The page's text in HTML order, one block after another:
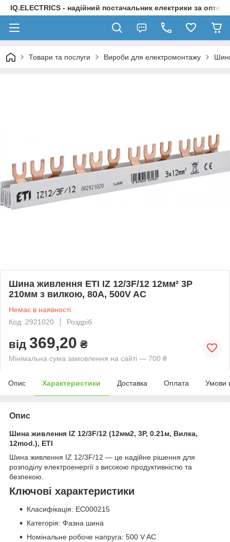
IQ.ELECTRICS - надійний постачальник електрики за
Товари та послуги Вироби для електромонтажу
Шина живлення ETI IZ 12/3F/12 12мм² 3P
210мм з вилкою, 80A, 500V AC
Немає в наявності
Код: 2921020
Роздріб
від 369,20 ₴
Мінімальна сума замовлення на сайті — 700 ₴
Опис Характеристики Доставка Оплата Умови
Опис
Шина живлення IZ 12/3F/12 (12мм2, 3P, 0.21м, Вилка,
12mod.), ETI
Шина живлення IZ 12/3F/12 — це надійне рішення для
розподілу електроенергії з високою продуктивністю та
безпекою.
Ключові характеристики
Класифікація: EC000215
Категорія: Фазна шина
Номінальне робоче напруга: 500 V AC